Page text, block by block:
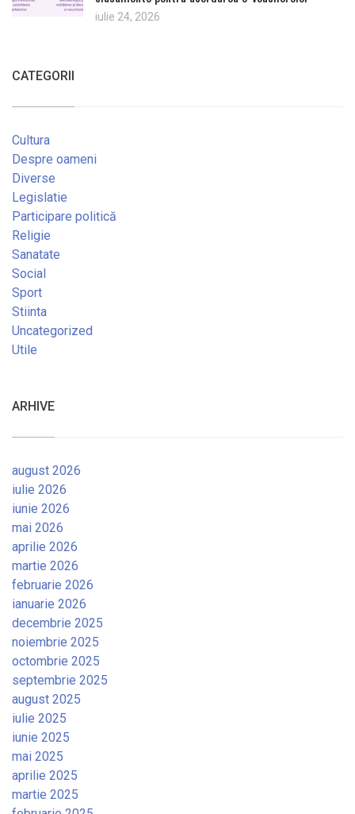
iulie 24, 2026
CATEGORII
Cultura
Despre oameni
Diverse
Legislatie
Participare politică
Religie
Sanatate
Social
Sport
Stiinta
Uncategorized
Utile
ARHIVE
august 2026
iulie 2026
iunie 2026
mai 2026
aprilie 2026
martie 2026
februarie 2026
ianuarie 2026
decembrie 2025
noiembrie 2025
octombrie 2025
septembrie 2025
august 2025
iulie 2025
iunie 2025
mai 2025
aprilie 2025
martie 2025